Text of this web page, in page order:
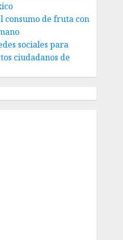
consumo de fruta con
sociales para
ciudadanos de